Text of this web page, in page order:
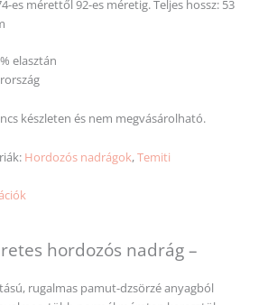
es mérettől 92-es méretig. Teljes hossz: 53
elasztán
készleten és nem megvásárolható.
Hordozós nadrágok,Temiti
hordozós nadrág –
rugalmas pamut-dzsörzé anyagból